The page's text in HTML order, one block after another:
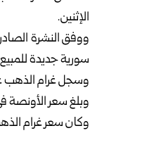
الإثنين.
ووفق النشرة
سورية جديدة للمبيع، و16350 ليرة
وسجل غرام الذهب عيار 18 قيراطاً سعر 14200 ليرة سورية جديدة للمبيع،
وبلغ سعر الأونصة في
وكان سعر غرام الذهب عيار 21 قيراطاً ‌سجل أمس ‏‌‏17050 ليرة سورية جديدة